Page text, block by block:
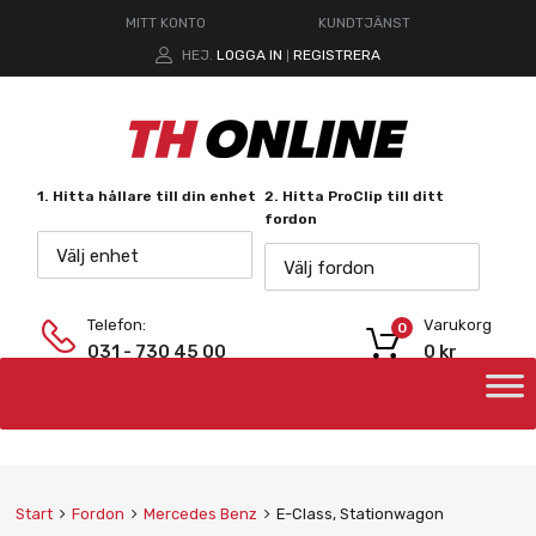
MITT KONTO
KUNDTJÄNST
HEJ. LOGGA IN REGISTRERA
1. Hitta hållare till din enhet
Välj enhet
2. Hitta ProClip till ditt
fordon
Välj fordon
Telefon:
031 - 730 45 00
Varukorg
0 kr
0
Start Fordon Mercedes Benz E-Class, Stationwagon